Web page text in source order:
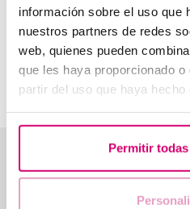
información sobre el uso que
nuestros partners de redes
web, quienes pueden
que les haya proporcionado
partir del uso que haya
Permitir
Ebenso empfehlen wir einen
Veränderungen in der
Schmerzen auftreten,
abnormale vaginale Blutungen
oder die Schmerzen den Alltag
Wir